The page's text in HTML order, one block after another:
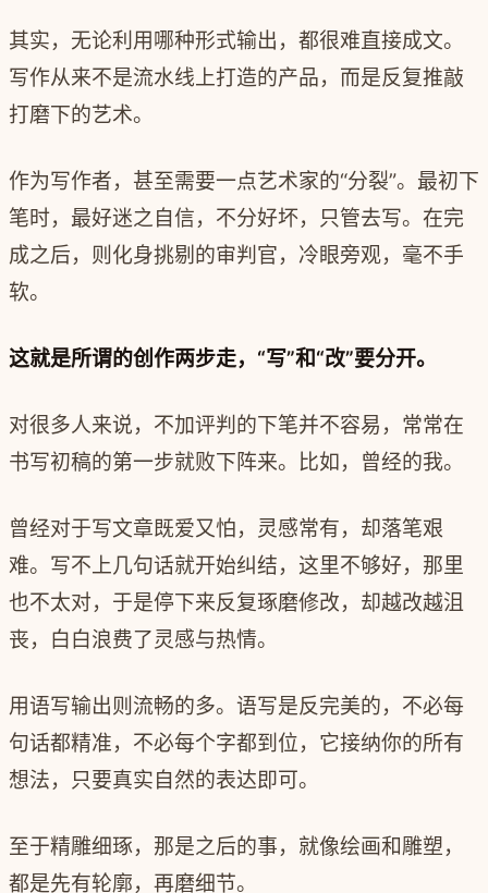
其实，无论利用哪种形式输出，都很难直接成文。
写作从来不是流水线上打造的产品，而是反复推敲
打磨下的艺术。
作为写作者，甚至需要一点艺术家的“分裂”。最初下
笔时，最好迷之自信，不分好坏，只管去写。在完
成之后，则化身挑剔的审判官，冷眼旁观，毫不手
软。
这就是所谓的创作两步走，“写”和“改”要分开。
对很多人来说，不加评判的下笔并不容易，常常在
书写初稿的第一步就败下阵来。比如，曾经的我。
曾经对于写文章既爱又怕，灵感常有，却落笔艰
难。写不上几句话就开始纠结，这里不够好，那里
也不太对，于是停下来反复琢磨修改，却越改越沮
丧，白白浪费了灵感与热情。
用语写输出则流畅的多。语写是反完美的，不必每
句话都精准，不必每个字都到位，它接纳你的所有
想法，只要真实自然的表达即可。
至于精雕细琢，那是之后的事，就像绘画和雕塑，
都是先有轮廓，再磨细节。